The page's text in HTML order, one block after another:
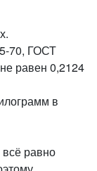
70, ГОСТ
равен 0,2124
в
всё равно